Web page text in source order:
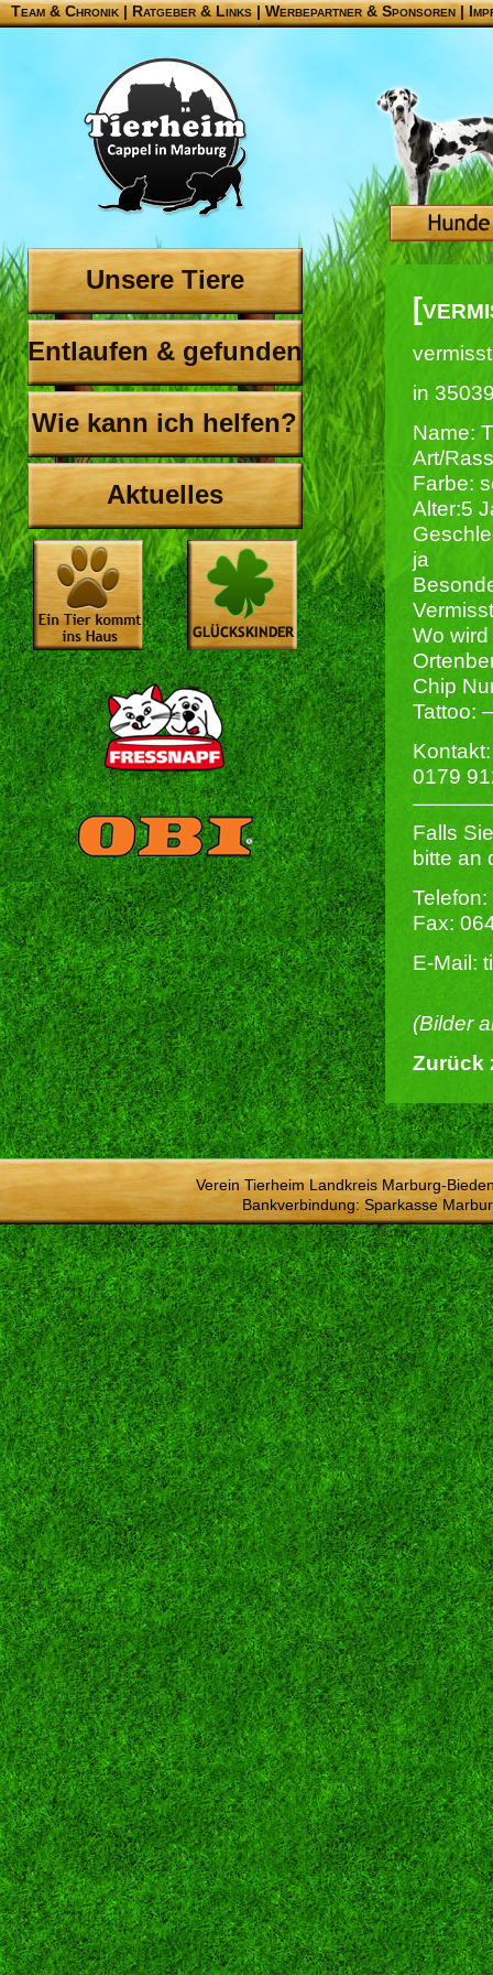
Team & Chronik |Ratgeber & Links|Werbepartner & Sponsoren|
Unsere Tiere
Entlaufen & gefunden
Wie kann ich helfen?
Aktuelles
in
Name:
Art/
Farbe:
Alter:5
ja
Wo
Chip
Tattoo: –
Kontakt:
0179
Falls
bitte an
Fax:
E-Mail:
(Bilder
Zurück
Verein Tierheim Landkreis Marburg-
Bankverbindung: Sparkasse